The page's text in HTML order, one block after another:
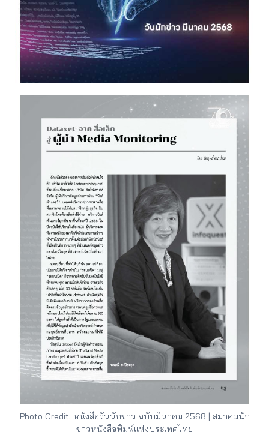
Photo Credit: หนังสือวันนักข่าว ฉบับมีนาคม 2568 | สมาคมนัก
ข่าวหนังสือพิมพ์แห่งประเทศไทย